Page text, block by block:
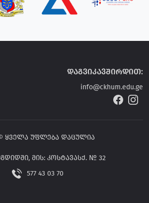
დაგვიკავშირდით:
info@ckhum.edu.ge
ყველა უფლება დაცულია
მის: კოსტავასქ. № 32
577 43 03 70